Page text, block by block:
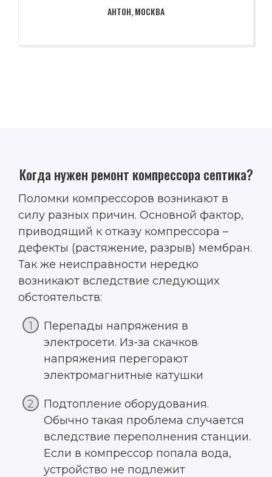
АНТОН, МОСКВА
Когда нужен ремонт компрессора септика?
Поломки компрессоров возникают в
силу разных причин. Основной фактор,
приводящий к отказу компрессора –
дефекты (растяжение, разрыв) мембран.
Так же неисправности нередко
возникают вследствие следующих
обстоятельств:
Перепады напряжения в
электросети. Из-за скачков
напряжения перегорают
электромагнитные катушки
Подтопление оборудования.
Обычно такая проблема случается
вследствие переполнения станции.
Если в компрессор попала вода,
устройство не подлежит